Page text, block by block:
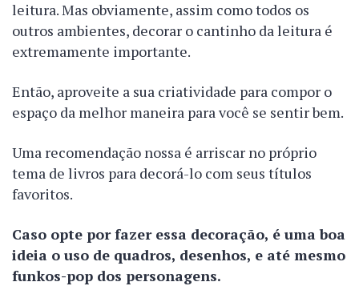
leitura. Mas obviamente, assim como todos os
outros ambientes, decorar o cantinho da leitura é
extremamente importante.
Então, aproveite a sua criatividade para compor o
espaço da melhor maneira para você se sentir bem.
Uma recomendação nossa é arriscar no próprio
tema de livros para decorá-lo com seus títulos
favoritos.
Caso opte por fazer essa decoração, é uma boa
ideia o uso de quadros, desenhos, e até mesmo
funkos-pop dos personagens.